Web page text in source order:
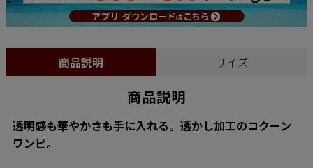
商品説明 サイズ
商品説明
透明感も華やかさも手に入れる。透かし加工のコクーン
ワンピ。